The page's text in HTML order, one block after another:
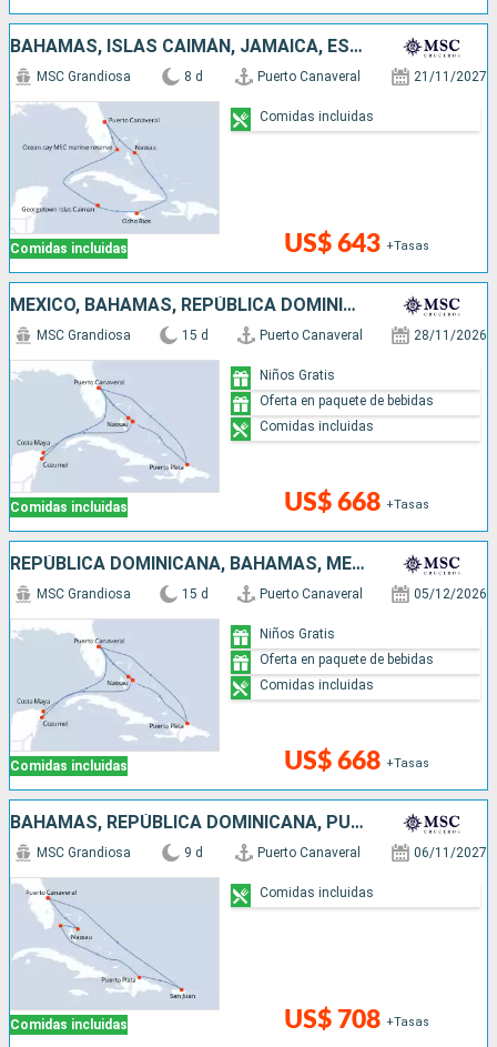
BAHAMAS, ISLAS CAIMÁN, JAMAICA, ESTADOS UNIDOS
Comidas incluidas
MSC Grandiosa 8 d Puerto Canaveral 21/11/2027
US$ 643 +Tasas
Comidas incluidas
MÉXICO, BAHAMAS, REPÚBLICA DOMINICANA, ESTADOS UNIDOS
Comidas incluidas
MSC Grandiosa 15 d Puerto Canaveral 28/11/2026
US$ 668 +Tasas
Niños Gratis
Oferta en paquete de bebidas
Comidas incluidas
REPÚBLICA DOMINICANA, BAHAMAS, MÉXICO, ESTADOS UNIDOS
Comidas incluidas
MSC Grandiosa 15 d Puerto Canaveral 05/12/2026
US$ 668 +Tasas
Niños Gratis
Oferta en paquete de bebidas
Comidas incluidas
BAHAMAS, REPÚBLICA DOMINICANA, PUERTO RICO, ESTADOS UNIDOS
Comidas incluidas
MSC Grandiosa 9 d Puerto Canaveral 06/11/2027
US$ 708 +Tasas
Comidas incluidas